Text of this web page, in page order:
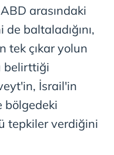
ABD arasındaki
baltaladığını,
tek çıkar yolun
belirttiği
İsrail'in
bölgedeki
tepkiler verdiğini